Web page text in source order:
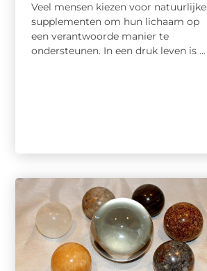
Veel mensen kiezen voor natuurlijke
supplementen om hun lichaam op
een verantwoorde manier te
ondersteunen. In een druk leven is ...